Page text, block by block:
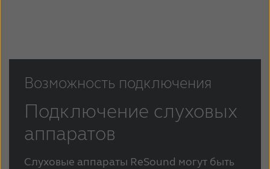
Возможность подключения
Подключение слуховых
аппаратов
Слуховые аппараты ReSound могут быть